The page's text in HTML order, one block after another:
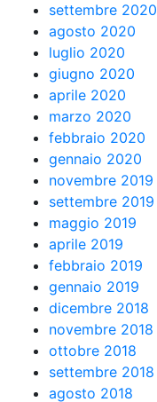
settembre 2020
agosto 2020
luglio 2020
giugno 2020
aprile 2020
marzo 2020
febbraio 2020
gennaio 2020
novembre 2019
settembre 2019
maggio 2019
aprile 2019
febbraio 2019
gennaio 2019
dicembre 2018
novembre 2018
ottobre 2018
settembre 2018
agosto 2018